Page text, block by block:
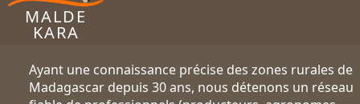
MALDE
KARA
Ayant une connaissance précise des zones rurales de
Madagascar depuis 30 ans, nous détenons un réseau